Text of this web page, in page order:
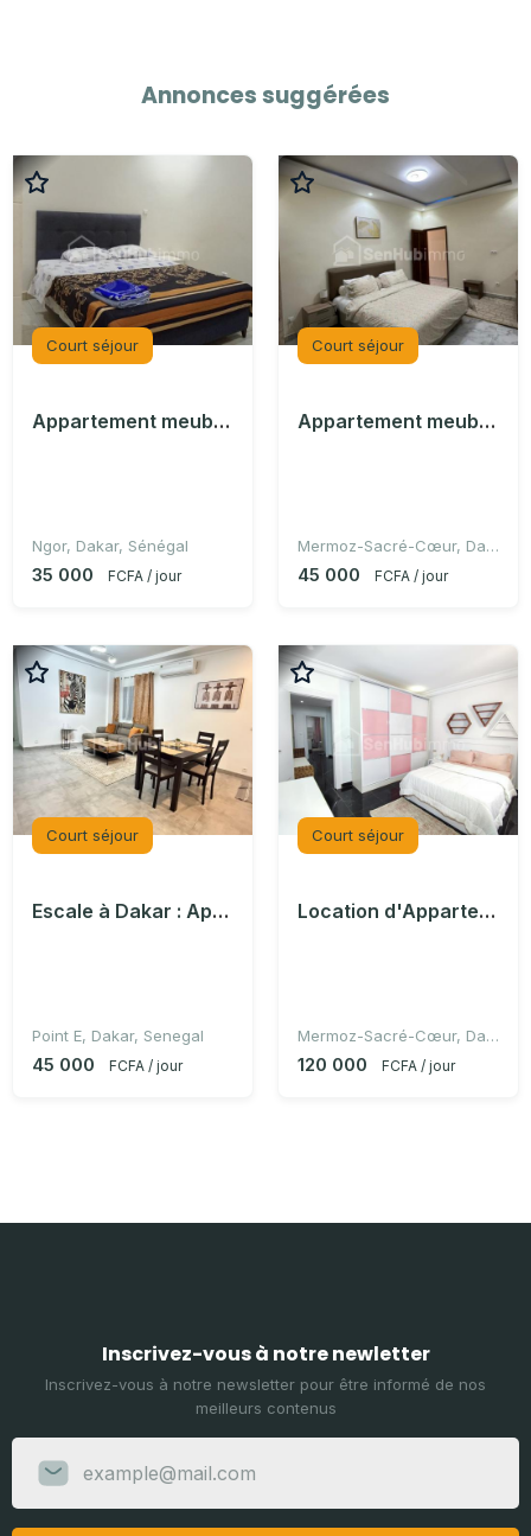
Annonces suggérées
Court séjour
Appartement meublé à louer à Ngor
Ngor, Dakar, Sénégal
35 000 FCFA / jour
Court séjour
Appartement meublé à louer à Mermoz
Mermoz-Sacré-Cœur, Dakar, Sénégal
45 000 FCFA / jour
Court séjour
Escale à Dakar : Appartement cosy et tout équipé
Point E, Dakar, Senegal
45 000 FCFA / jour
Court séjour
Location d'Appartement Sacré-Coeur 1
Mermoz-Sacré-Cœur, Dakar, Sénégal
120 000 FCFA / jour
Inscrivez-vous à notre newletter
Inscrivez-vous à notre newsletter pour être informé de nos
meilleurs contenus